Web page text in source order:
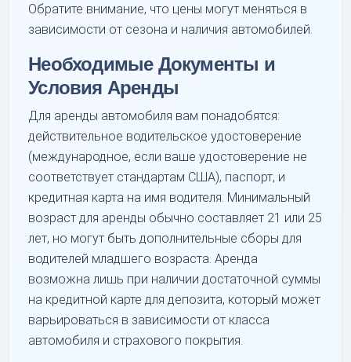
Обратите внимание, что цены могут меняться в
зависимости от сезона и наличия автомобилей.
Необходимые Документы и
Условия Аренды
Для аренды автомобиля вам понадобятся:
действительное водительское удостоверение
(международное, если ваше удостоверение не
соответствует стандартам США), паспорт, и
кредитная карта на имя водителя. Минимальный
возраст для аренды обычно составляет 21 или 25
лет, но могут быть дополнительные сборы для
водителей младшего возраста. Аренда
возможна лишь при наличии достаточной суммы
на кредитной карте для депозита, который может
варьироваться в зависимости от класса
автомобиля и страхового покрытия.